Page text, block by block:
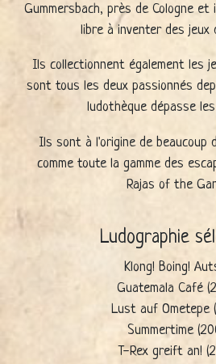
Gummersbach, près de Cologne
libre à inventer des jeux
Ils collectionnent également les
sont tous les deux passionnés
ludothèque dépasse
Ils sont à l'origine de beaucoup
comme toute la gamme des
Rajas of the
Ludographie
Klong! Boing!
Guatemala Café
Lust auf Ometepe
Summertime
T-Rex greift an!